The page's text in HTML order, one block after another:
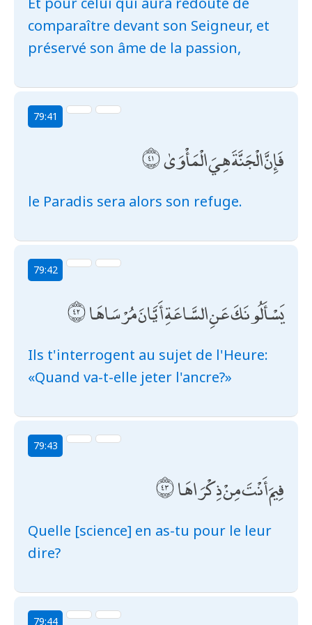
comparaître devant son Seigneur, et
préservé son âme de la passion,
79:41
فَإِنَّ الْجَنَّةَ هِيَ الْمَأْوَىٰ
le Paradis sera alors son refuge.
79:42
يَسْأَلُونَكَ عَنِ السَّاعَةِ أَيَّانَ مُرْسَاهَا
Ils t'interrogent au sujet de l'Heure:
«Quand va-t-elle jeter l'ancre?»
79:43
فِيمَ أَنْتَ مِنْ ذِكْرَاهَا
Quelle [science] en as-tu pour le leur
dire?
79:44